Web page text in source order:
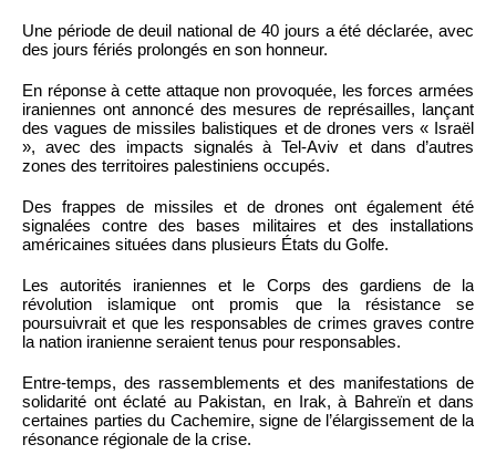
Une période de deuil national de 40 jours a été déclarée, avec
des jours fériés prolongés en son honneur.
En réponse à cette attaque non provoquée, les forces armées
iraniennes ont annoncé des mesures de représailles, lançant
des vagues de missiles balistiques et de drones vers « Israël
», avec des impacts signalés à Tel-Aviv et dans d’autres
zones des territoires palestiniens occupés.
Des frappes de missiles et de drones ont également été
signalées contre des bases militaires et des installations
américaines situées dans plusieurs États du Golfe.
Les autorités iraniennes et le Corps des gardiens de la
révolution islamique ont promis que la résistance se
poursuivrait et que les responsables de crimes graves contre
la nation iranienne seraient tenus pour responsables.
Entre-temps, des rassemblements et des manifestations de
solidarité ont éclaté au Pakistan, en Irak, à Bahreïn et dans
certaines parties du Cachemire, signe de l’élargissement de la
résonance régionale de la crise.